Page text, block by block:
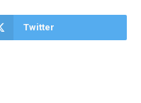
Twitter